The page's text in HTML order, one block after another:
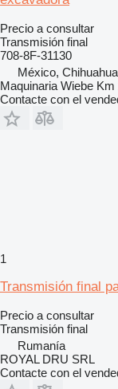
Precio a consultar
Transmisión final
708-8F-31130
México, Chihuahua
Maquinaria Wiebe Km
Contacte con el
1
Transmisión final
Precio a consultar
Transmisión final
Rumanía
ROYAL DRU SRL
Contacte con el